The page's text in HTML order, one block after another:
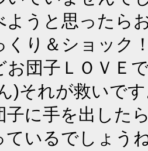
ようと思ったら
くり＆ショック
お団子ＬＯＶＥ
)それが救いで
子に手を出した
ているでしょう